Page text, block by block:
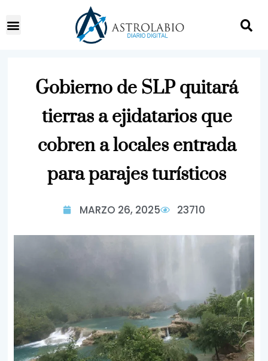
Gobierno de SLP quitará
tierras a ejidatarios que
cobren a locales entrada
para parajes turísticos
MARZO 26, 2025 23710